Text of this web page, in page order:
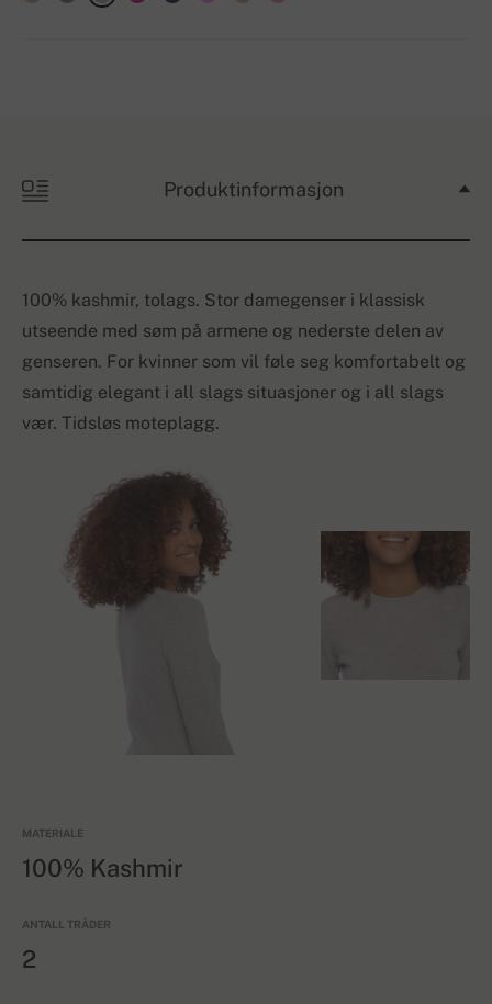
Produktinformasjon
100% kashmir, tolags. Stor damegenser i klassisk
utseende med søm på armene og nederste delen av
genseren. For kvinner som vil føle seg komfortabelt og
samtidig elegant i all slags situasjoner og i all slags
vær. Tidsløs moteplagg.
MATERIALE
100% Kashmir
ANTALL TRÅDER
2